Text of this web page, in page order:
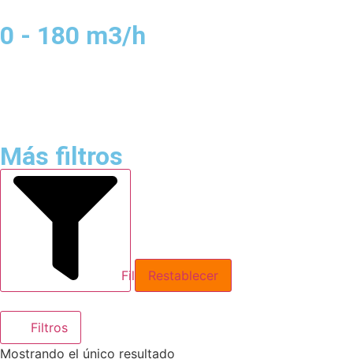
0 - 180 m3/h
Más filtros
Filtrar Productos
Restablecer
Filtros
Mostrando el único resultado